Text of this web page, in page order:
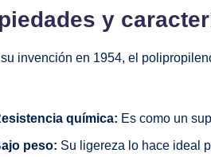
y
invención en 1954, el
química: Es como un
peso: Su ligereza lo hace ideal